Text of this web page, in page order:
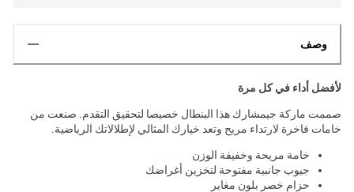
وصف
لأفضل أداء في كل مرة
صممت ماركة جيمشارك هذا البنطال خصيصا لتحقيق التقدم. صنعت من
خامات فاخرة لارتداء مريح وتعد خيارك المثالي لإطلالاتك الرياضية.
خامة مريحة وخفيفة الوزن
جيوب جانبية مفتوحة لتخزين أغراضك
حزام خصر بلون مغاير